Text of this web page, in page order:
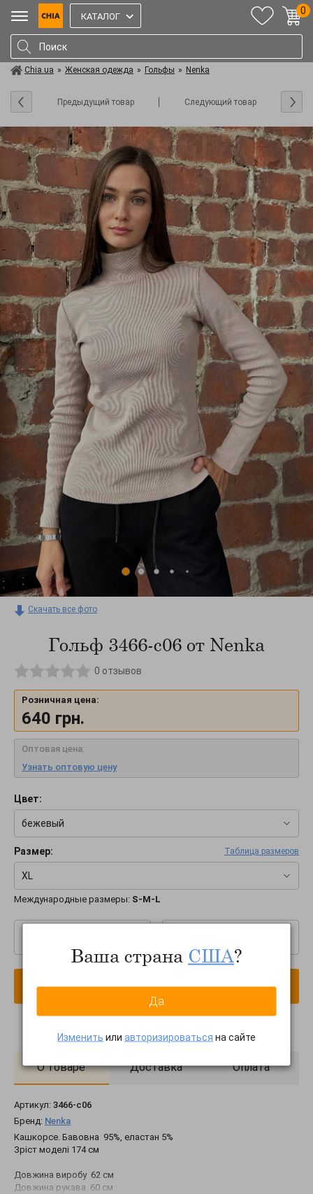
КАТАЛОГ
0
Chia.ua » Женская одежда » Гольфы » Nenka
Предыдущий товар Следующий товар
Скачать все фото
Гольф 3466-c06 от Nenka
0 отзывов
Розничная цена:
640 грн.
Оптовая цена:
Узнать оптовую цену
Цвет:
бежевый
Размер: Таблица размеров
XL
Международные размеры: S-M-L
В корзину
О товаре Доставка Оплата
Артикул: 3466-c06
Бренд: Nenka
Кашкорсе. Бавовна 95%, еластан 5%
Зріст моделі 174 см
Довжина виробу 62 см
Довжина рукава 60 см
Ваша страна США?
Да
Изменить или авторизироваться на сайте